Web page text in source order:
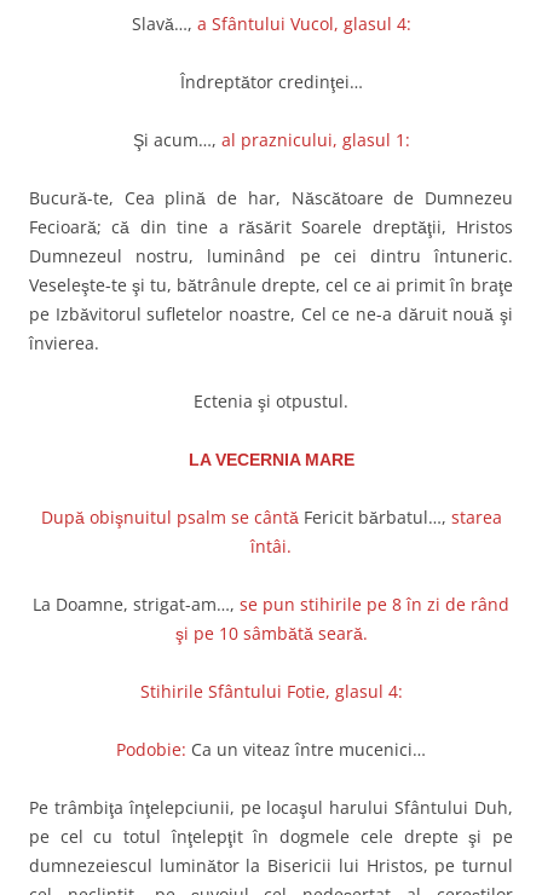
Slavă…, a Sfântului Vucol, glasul 4:
Îndreptător credinţei…
Şi acum…, al praznicului, glasul 1:
Bucură-te, Cea plină de har, Născătoare de Dumnezeu
Fecioară; că din tine a răsărit Soarele dreptăţii, Hristos
Dumnezeul nostru, luminând pe cei dintru întuneric.
Veseleşte-te şi tu, bătrânule drepte, cel ce ai primit în braţe
pe Izbăvitorul sufletelor noastre, Cel ce ne-a dăruit nouă şi
învierea.
Ectenia şi otpustul.
LA VECERNIA MARE
După obişnuitul psalm se cântă Fericit bărbatul…, starea
întâi.
La Doamne, strigat-am…, se pun stihirile pe 8 în zi de rând
şi pe 10 sâmbătă seară.
Stihirile Sfântului Fotie, glasul 4:
Podobie: Ca un viteaz între mucenici…
Pe trâmbiţa înţelepciunii, pe locaşul harului Sfântului Duh,
pe cel cu totul înţelepţit în dogmele cele drepte şi pe
dumnezeiescul luminător la Bisericii lui Hristos, pe turnul